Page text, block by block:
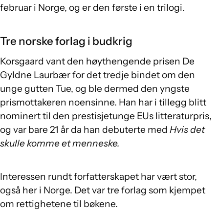
februar i Norge, og er den første i en trilogi.
Tre norske forlag i budkrig
Korsgaard vant den høythengende prisen De
Gyldne Laurbær for det tredje bindet om den
unge gutten Tue, og ble dermed den yngste
prismottakeren noensinne. Han har i tillegg blitt
nominert til den prestisjetunge EUs litteraturpris,
og var bare 21 år da han debuterte med Hvis det
skulle komme et menneske.
Interessen rundt forfatterskapet har vært stor,
også her i Norge. Det var tre forlag som kjempet
om rettighetene til bøkene.